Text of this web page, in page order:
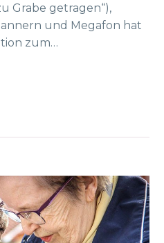
Grabe getragen“),
und Megafon hat
zum…